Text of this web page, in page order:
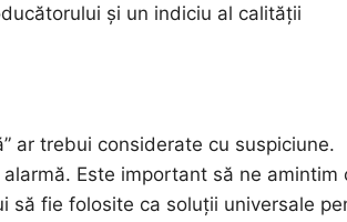
și un indiciu al calității
ar trebui considerate cu suspiciune.
Este important să ne amintim
să fie folosite ca soluții universale